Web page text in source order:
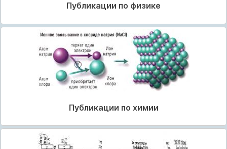
Публикации по физике
Публикации по химии